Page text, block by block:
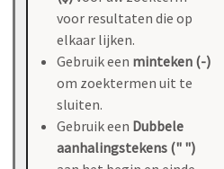
voor resultaten die op
elkaar lijken.
Gebruik een minteken (-)
om zoektermen uit te
sluiten.
Gebruik een Dubbele
aanhalingstekens (" ")